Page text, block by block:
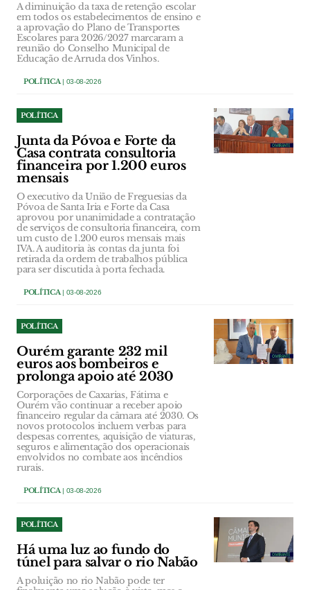
A diminuição da taxa de retenção escolar
em todos os estabelecimentos de ensino e
a aprovação do Plano de Transportes
Escolares para 2026/2027 marcaram a
reunião do Conselho Municipal de
Educação de Arruda dos Vinhos.
POLÍTICA| 03-08-2026
POLÍTICA
Junta da Póvoa e Forte da
Casa contrata consultoria
financeira por 1.200 euros
mensais
O executivo da União de Freguesias da
Póvoa de Santa Iria e Forte da Casa
aprovou por unanimidade a contratação
de serviços de consultoria financeira, com
um custo de 1.200 euros mensais mais
IVA. A auditoria às contas da junta foi
retirada da ordem de trabalhos pública
para ser discutida à porta fechada.
POLÍTICA| 03-08-2026
POLÍTICA
Ourém garante 232 mil
euros aos bombeiros e
prolonga apoio até 2030
Corporações de Caxarias, Fátima e
Ourém vão continuar a receber apoio
financeiro regular da câmara até 2030. Os
novos protocolos incluem verbas para
despesas correntes, aquisição de viaturas,
seguros e alimentação dos operacionais
envolvidos no combate aos incêndios
rurais.
POLÍTICA| 03-08-2026
POLÍTICA
Há uma luz ao fundo do
túnel para salvar o rio Nabão
A poluição no rio Nabão pode ter